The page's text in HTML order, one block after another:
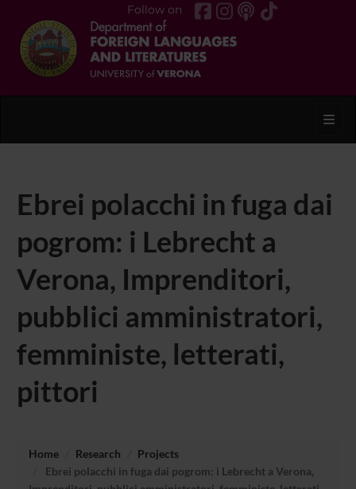
Follow on
Ebrei polacchi in fuga dai
pogrom: i Lebrecht a
Verona, Imprenditori,
pubblici amministratori,
femministe, letterati,
pittori
Home Research
Projects
Ebrei polacchi in fuga dai pogrom: i Lebrecht a Verona,